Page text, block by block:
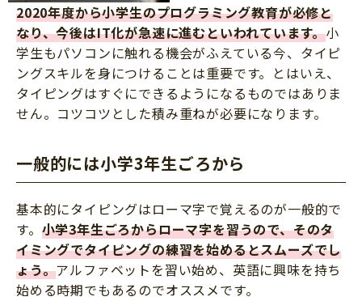
2020年度から小学生のプログラミング教育が必修と
なり、今後はIT化が急速に進むといわれています。小
学生もパソコンに触れる機会がふえている今、タイピ
ングスキルを身につけることは重要です。とはいえ、
タイピングはすぐにできるようになるものではありま
せん。コツコツとした積み重ねが必要になります。
一般的には小学3年生ごろから
基本的にタイピングはローマ字で覚えるのが一般的で
す。 小学3年生ごろからローマ字を習うので、そのタ
イミングでタイピングの練習を始めるとスムーズでし
ょう。アルファベットを習い始め、英語に興味を持ち
始める時期でもあるのでオススメです。